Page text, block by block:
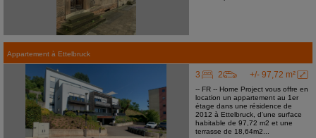
Appartement à Ettelbruck
+/- 97,72 m²
3 2
-- FR -- Home Project vous offre en
location un appartement au 1er
étage dans une résidence de
2012 à Ettelbruck, d'une surface
habitable de 97,72 m2 et une
terrasse de 18,64m2...